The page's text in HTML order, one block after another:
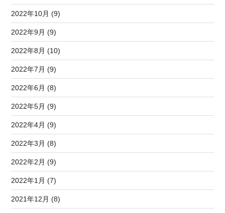
2022年10月 (9)
2022年9月 (9)
2022年8月 (10)
2022年7月 (9)
2022年6月 (8)
2022年5月 (9)
2022年4月 (9)
2022年3月 (8)
2022年2月 (9)
2022年1月 (7)
2021年12月 (8)